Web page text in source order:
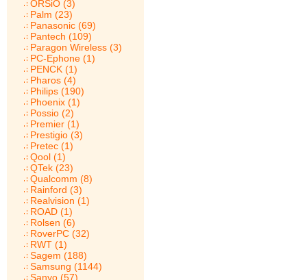
ORSiO (3)
Palm (23)
Panasonic (69)
Pantech (109)
Paragon Wireless (3)
PC-Ephone (1)
PENCK (1)
Pharos (4)
Philips (190)
Phoenix (1)
Possio (2)
Premier (1)
Prestigio (3)
Pretec (1)
Qool (1)
QTek (23)
Qualcomm (8)
Rainford (3)
Realvision (1)
ROAD (1)
Rolsen (6)
RoverPC (32)
RWT (1)
Sagem (188)
Samsung (1144)
Sanyo (57)